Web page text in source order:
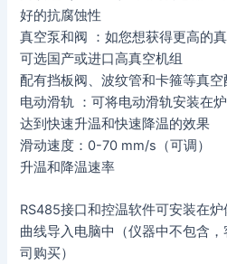
好的抗腐蚀性
真空泵和阀 ：如您想获得更高的
可选国产或进口高真空机组
配有挡板阀、波纹管和卡箍等真空
电动滑轨 ：可将电动滑轨安装在
达到快速升温和快速降温的效果
滑动速度：0-70 mm/s（可调）
升温和降温速率
RS485接口和控温软件可安装在
曲线导入电脑中（仪器中不包含
司购买）